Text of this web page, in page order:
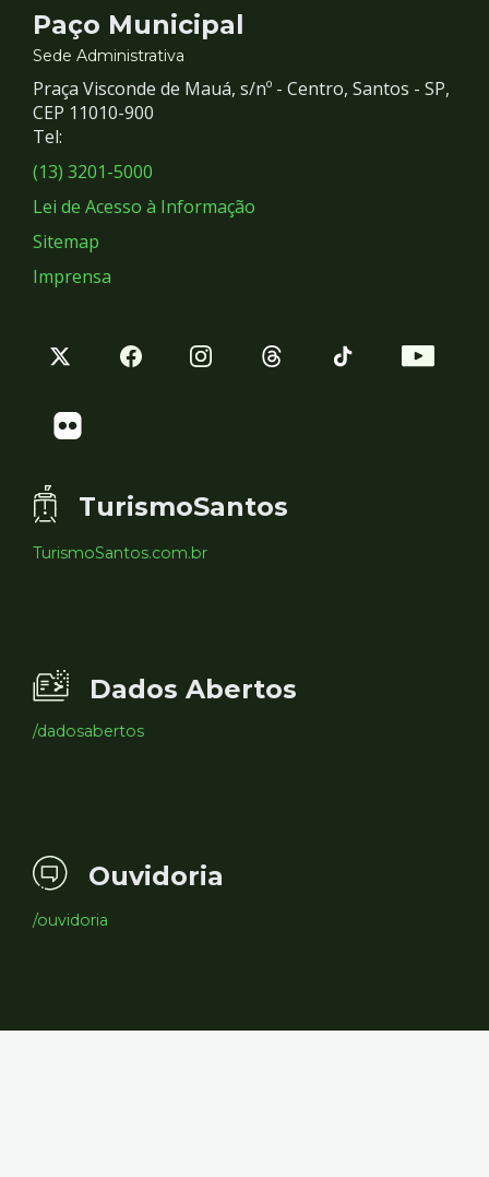
Contato
e
Redes
Sociais
Paço Municipal
Sede Administrativa
Praça Visconde de Mauá, s/nº - Centro, Santos - SP,
CEP 11010-900
Tel:
(13) 3201-5000
Lei de Acesso à Informação
Sitemap
Imprensa
TurismoSantos
TurismoSantos.com.br
Dados Abertos
/dadosabertos
Ouvidoria
/ouvidoria